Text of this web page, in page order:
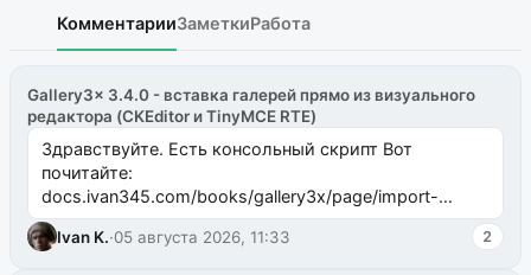
КомментарииЗаметкиРабота
Gallery3x 3.4.0 - вставка галерей прямо из визуального
редактора (CKEditor и TinyMCE RTE)
Здравствуйте. Есть консольный скрипт Вот
почитайте:
docs.ivan345.com/books/gallery3x/page/import-
ms2galleryphp
Ivan K.·05 августа 2026, 11:33 2